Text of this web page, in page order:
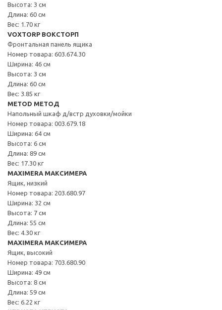
Высота: 3 см
Длина: 60 см
Вес: 1.70 кг
VOXTORP ВОКСТОРП
Фронтальная панель ящика
Номер товара: 603.674.30
Ширина: 46 см
Высота: 3 см
Длина: 60 см
Вес: 3.85 кг
METOD МЕТОД
Напольный шкаф д/встр духовки/мойки
Номер товара: 003.679.18
Ширина: 64 см
Высота: 6 см
Длина: 89 см
Вес: 17.30 кг
MAXIMERA МАКСИМЕРА
Ящик, низкий
Номер товара: 203.680.97
Ширина: 32 см
Высота: 7 см
Длина: 55 см
Вес: 4.30 кг
MAXIMERA МАКСИМЕРА
Ящик, высокий
Номер товара: 703.680.90
Ширина: 49 см
Высота: 8 см
Длина: 59 см
Вес: 6.22 кг